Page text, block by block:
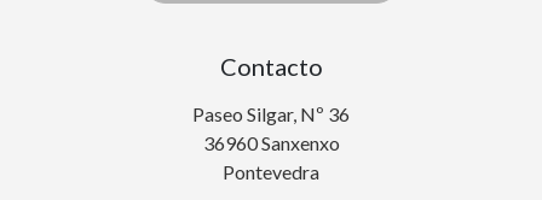
Contacto
Paseo Silgar, Nº 36
36960 Sanxenxo
Pontevedra